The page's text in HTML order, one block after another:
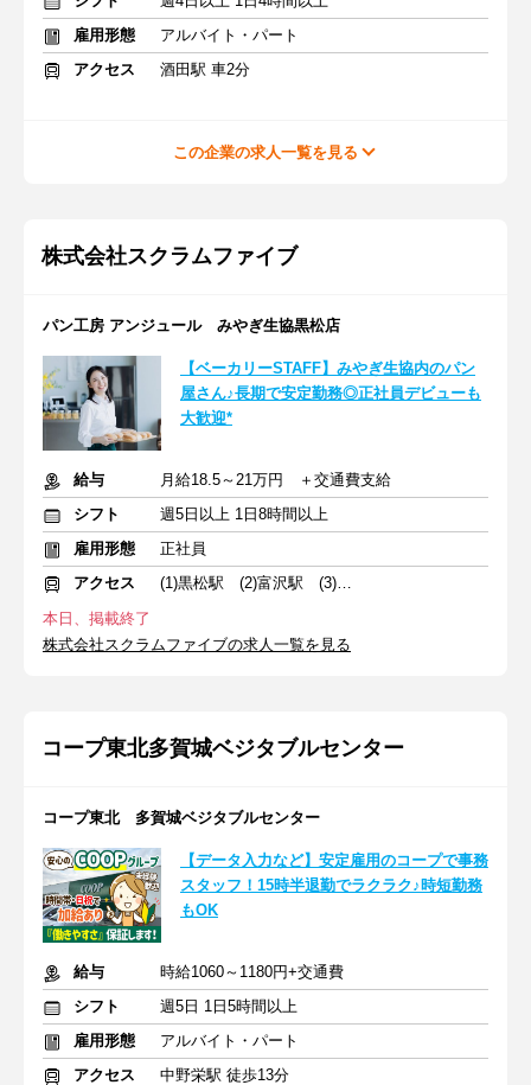
雇用形態
アルバイト・パート
アクセス
酒田駅 車2分
この企業の求人一覧を見る
株式会社スクラムファイブ
パン工房 アンジュール みやぎ生協黒松店
【ベーカリーSTAFF】みやぎ生協内のパン
屋さん♪長期で安定勤務◎正社員デビューも
大歓迎*
給与
月給18.5～21万円 ＋交通費支給
シフト
週5日以上 1日8時間以上
雇用形態
正社員
アクセス
(1)黒松駅 (2)富沢駅 (3)陸前原ノ町駅
本日、掲載終了
株式会社スクラムファイブの求人一覧を見る
コープ東北多賀城ベジタブルセンター
コープ東北 多賀城ベジタブルセンター
【データ入力など】安定雇用のコープで事務
スタッフ！15時半退勤でラクラク♪時短勤務
もOK
給与
時給1060～1180円+交通費
シフト
週5日 1日5時間以上
雇用形態
アルバイト・パート
アクセス
中野栄駅 徒歩13分